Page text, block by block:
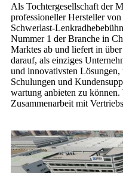
Als Tochtergesellschaft der
professioneller Hersteller
Schwerlast-
Nummer 1 der Branche in
Marktes ab und liefert in
darauf, als einziges
und innovativsten
Schulungen und
wartung anbieten zu
Zusammenarbeit mit